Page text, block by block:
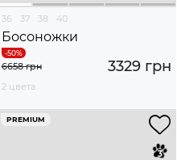
36 37 38 40
Босоножки
3329 грн
6658 грн
2 цвета
PREMIUM